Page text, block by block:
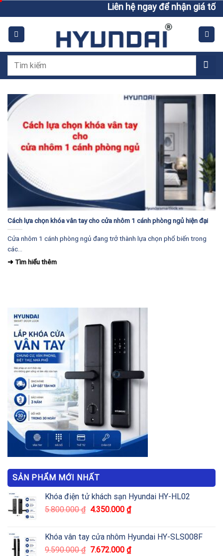
to
content
Liên hệ ngay để nhận giá tốt
Tìm
Cách lựa chọn khóa vân tay cho cửa nhôm 1 cánh phòng ngủ hiện đại
Cửa nhôm 1 cánh phòng ngủ đang trở thành lựa chọn phổ biến trong
các...
SẢN PHẨM MỚI NHẤT
Khóa điện tử khách sạn Hyundai HY-HL02
5.800.000₫ 4.350.000 ₫
Khóa vân tay cửa nhôm Hyundai HY-SLS008F
9.590.000₫ 7.672.000 ₫